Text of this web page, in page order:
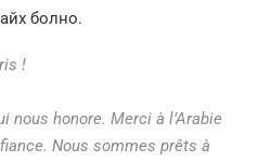
болно.
!
nous honore. Merci à l’Arabie
Nous sommes prêts à